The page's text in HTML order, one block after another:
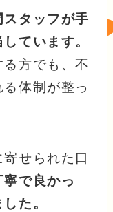
スタッフが手
ています。
方でも、不
体制が整っ
せられた口
寧で良かっ
た。